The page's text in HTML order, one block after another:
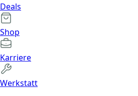
Deals
Shop
Karriere
Werkstatt